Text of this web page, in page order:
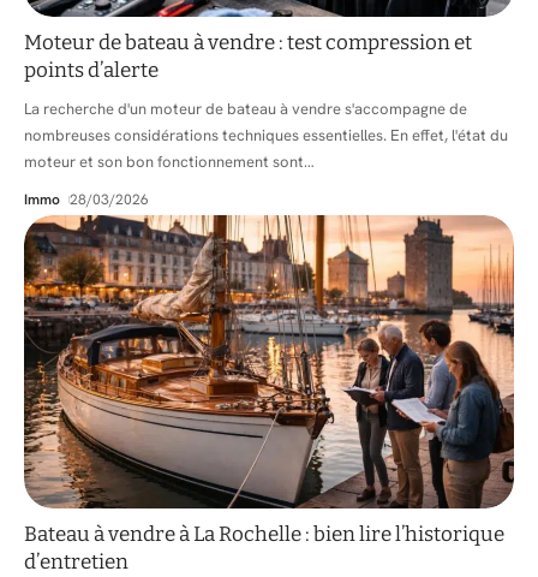
Moteur de bateau à vendre : test compression et
points d’alerte
La recherche d'un moteur de bateau à vendre s'accompagne de
nombreuses considérations techniques essentielles. En effet, l'état du
moteur et son bon fonctionnement sont…
Immo 28/03/2026
Bateau à vendre à La Rochelle : bien lire l’historique
d’entretien